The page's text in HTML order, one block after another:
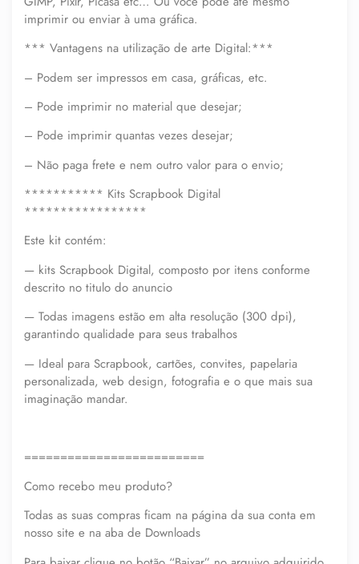
imprimir ou enviar à uma gráfica.
*** Vantagens na utilização de arte Digital:***
– Podem ser impressos em casa, gráficas, etc.
– Pode imprimir no material que desejar;
– Pode imprimir quantas vezes desejar;
– Não paga frete e nem outro valor para o envio;
*********** Kits Scrapbook Digital
*****************
Este kit contém:
— kits Scrapbook Digital, composto por itens conforme
descrito no titulo do anuncio
— Todas imagens estão em alta resolução (300 dpi),
garantindo qualidade para seus trabalhos
— Ideal para Scrapbook, cartões, convites, papelaria
personalizada, web design, fotografia e o que mais sua
imaginação mandar.
=========================
Como recebo meu produto?
Todas as suas compras ficam na página da sua conta em
nosso site e na aba de Downloads